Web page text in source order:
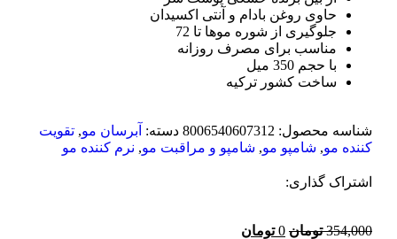
حاوی روغن بادام و آنتی اکسیدان
جلوگیری از شوره موها تا 72
مناسب برای مصرف روزانه
با حجم 350 میل
ساخت کشور ترکیه
شناسه محصول: 8006540607312 دسته: آبرسان مو, تقویت
کننده مو, شامپو مو, شامپو و مراقبت مو, نرم کننده مو
اشتراک گذاری:
354,000 تومان 0 تومان